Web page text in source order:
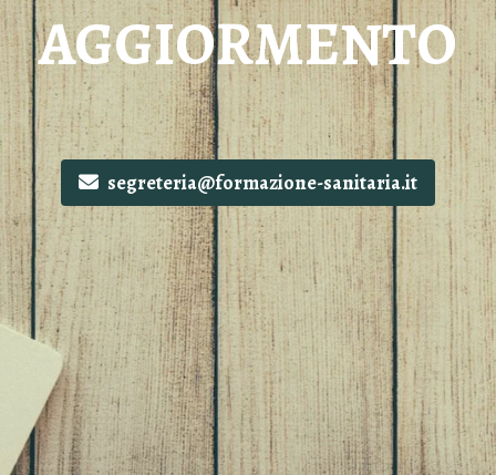
AGGIORMENTO
segreteria@formazione-sanitaria.it